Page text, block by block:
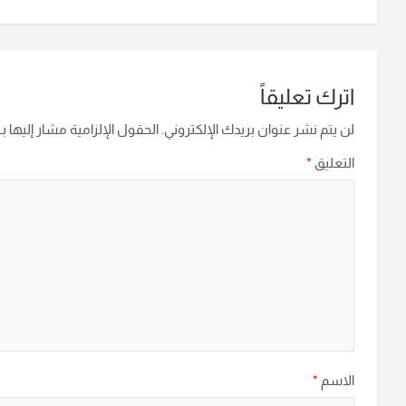
اترك تعليقاً
لن يتم نشر عنوان بريدك الإلكتروني. الحقول الإلزامية مشار إليها
التعليق *
الاسم *